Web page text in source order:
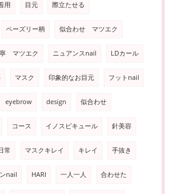
用 目元 際立たせる
ペーズリー柄 似合わせ マツエク
マツエク ニュアンスnail LDカール
マスク 印象的なお目元 フットnail
eyebrow design 似合わせ
コース イノスピキュール 針美容
常 マスクキレイ キレイ 手抜き
nail HARI 一人一人 合わせた